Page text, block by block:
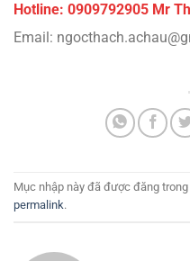
Hotline: 0909792905 Mr
Email:
Mục nhập này đã được đăng trong
permalink.